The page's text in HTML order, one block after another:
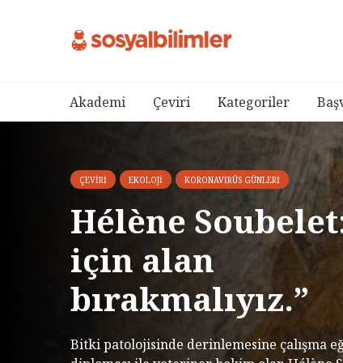
Akademi Çeviri Kategoriler
ÇEVIRI EKOLOJI KORONAVIRÜS GÜNLERI
Hélène
için alan
bırakmalıyız.”
Bitki patolojisinde derinlemesine çalışma